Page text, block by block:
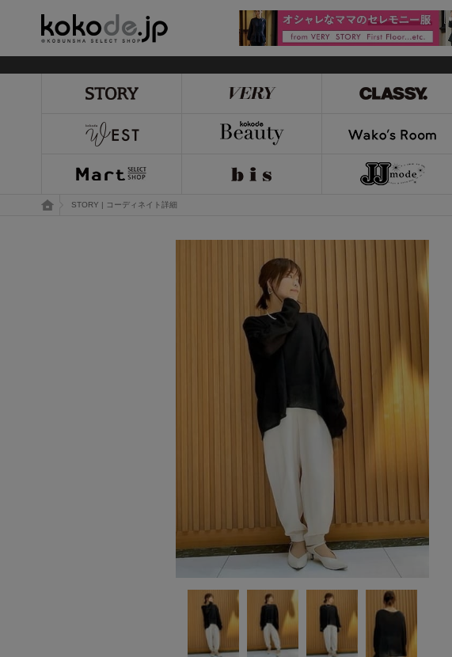
トップページ
STORY | コーディネイト詳細